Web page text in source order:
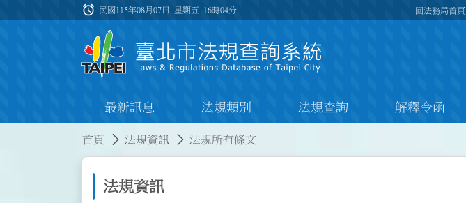
:::
alarm 民國115年08月07日 星期五 16時04分 回法務局首頁
最新訊息 法規類別 法規查詢 解釋令函
首頁 法規資訊 法規所有條文
法規資訊